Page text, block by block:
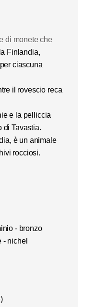
di monete che
Finlandia,
ciascuna
il rovescio reca
e la pelliccia
di Tavastia.
è un animale
rocciosi.
- bronzo
- nichel